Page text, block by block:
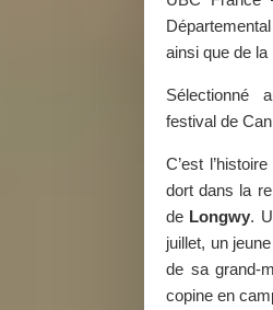
ainsi que de la
Sélectionné
festival de
C’est
dort dans la
de Longwy.
juillet, un
de sa grand-
copine en